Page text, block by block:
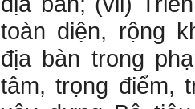
toàn diện, rộng
địa bàn trong
tâm, trọng điểm,